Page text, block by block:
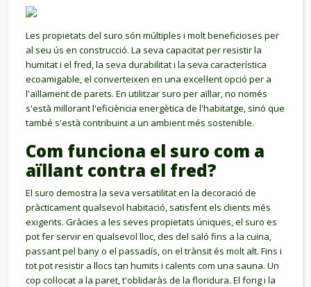
Les propietats del suro són múltiples i molt beneficioses per
al seu ús en construcció. La seva capacitat per resistir la
humitat i el fred, la seva durabilitat i la seva característica
ecoamigable, el converteixen en una excel·lent opció per a
l'aïllament de parets. En utilitzar suro per aïllar, no només
s'està millorant l'eficiència energètica de l'habitatge, sinó que
també s'està contribuint a un ambient més sostenible.
Com funciona el suro com a
aïllant contra el fred?
El suro demostra la seva versatilitat en la decoració de
pràcticament qualsevol habitació, satisfent els clients més
exigents. Gràcies a les seves propietats úniques, el suro es
pot fer servir en qualsevol lloc, des del saló fins a la cuina,
passant pel bany o el passadís, on el trànsit és molt alt. Fins i
tot pot resistir a llocs tan humits i calents com una sauna. Un
cop col·locat a la paret, t'oblidaràs de la floridura. El fong i la